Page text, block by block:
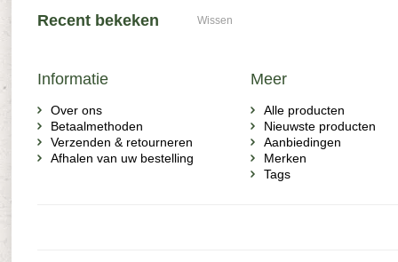
Recent bekeken Wissen
Informatie
Over ons
Betaalmethoden
Verzenden & retourneren
Afhalen van uw bestelling
Meer
Alle producten
Nieuwste producten
Aanbiedingen
Merken
Tags